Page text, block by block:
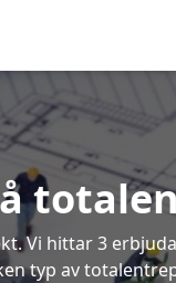
Vi hittar 3
typ av